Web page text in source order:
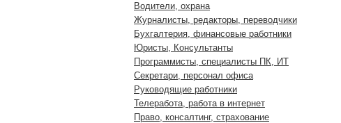
Водители, охрана
Журналисты, редакторы, переводчики
Бухгалтерия, финансовые работники
Юристы, Консультанты
Программисты, специалисты ПК, ИТ
Секретари, персонал офиса
Руководящие работники
Телеработа, работа в интернет
Право, консалтинг, страхование